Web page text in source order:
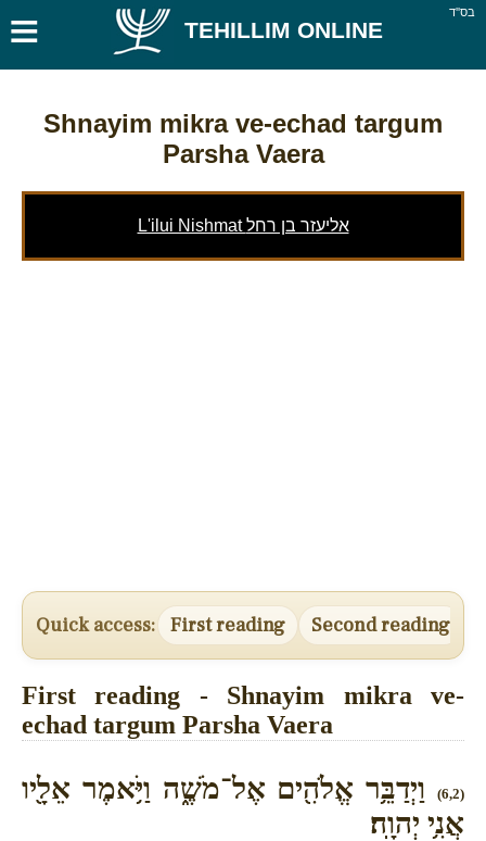
בס''ד ≡ TEHILLIM ONLINE
Shnayim mikra ve-echad targum
Parsha Vaera
L'ilui Nishmat אליעזר בן רחל
Quick access: First reading Second reading
First reading - Shnayim mikra ve-
echad targum Parsha Vaera
(6,2)
וַיְדַבֵּ֥ר אֱלֹהִ֖ים אֶל־מֹשֶׁ֑ה וַיֹּ֥אמֶר אֵלָ֖יו
אֲנִ֥י יְהוָֽה׃